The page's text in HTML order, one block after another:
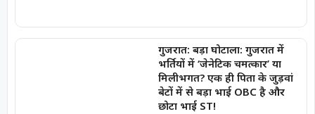
गुजरात: बड़ा घोटाला: गुजरात में
भर्तियों में ‘जेनेटिक चमत्कार’ या
मिलीभगत? एक ही पिता के जुड़वां
बेटों में से बड़ा भाई OBC है और
छोटा भाई ST!